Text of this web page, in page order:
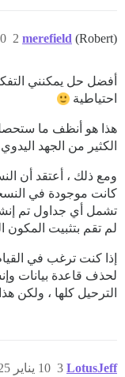
merefield (Robert)
10 2
أفضل حل يمكنني
احتياطية
هذا هو أنظف ما ستحصل
الكثير من الجهد
ومع ذلك ، أعتقد أن
كانت موجودة في
تشمل أي جداول تم
لم تقم بتثبيت المكون
لحذف قاعدة بيانات
الترحيل كلها ، ولكن
LotusJeff 10 يناير 2025، 3:13م 3